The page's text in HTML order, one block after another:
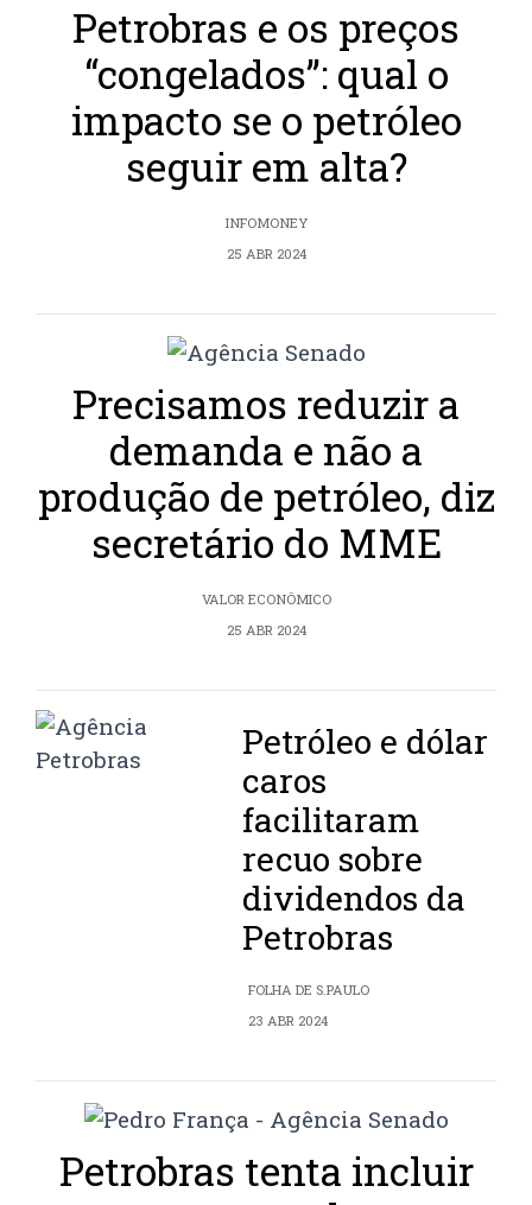
Petrobras e os preços
“congelados”: qual o
impacto se o petróleo
seguir em alta?
INFOMONEY
25 ABR 2024
Precisamos reduzir a
demanda e não a
produção de petróleo, diz
secretário do MME
VALOR ECONÔMICO
25 ABR 2024
Petróleo e dólar
caros
facilitaram
recuo sobre
dividendos da
Petrobras
FOLHA DE S.PAULO
23 ABR 2024
Petrobras tenta incluir